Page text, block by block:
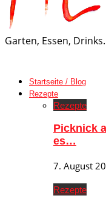
Garten, Essen,
Startseite / Blog
Rezepte
Rezepte
Picknick
es…
7. August
Rezepte